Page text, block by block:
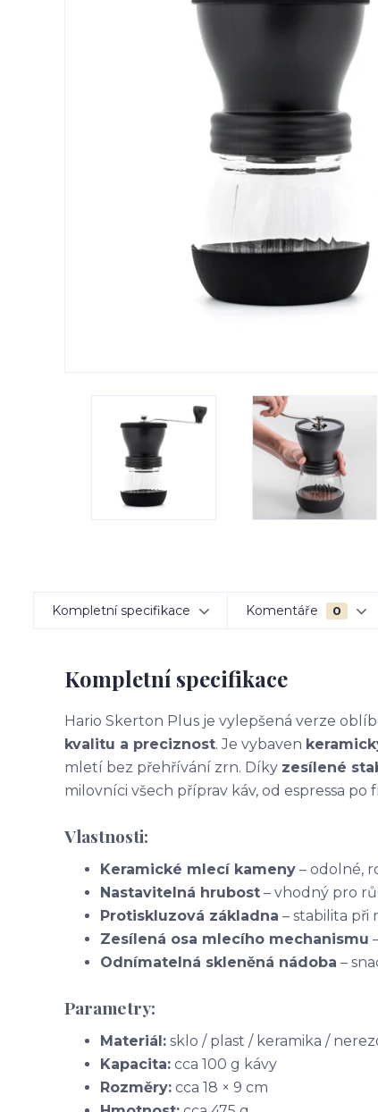
Kompletní specifikace Komentáře 0
Kompletní specifikace
Hario Skerton Plus je vylepšená verze
kvalitu a preciznost. Je vybaven
mletí bez přehřívání zrn. Díky zesílené
milovníci všech příprav káv, od espressa po
Vlastnosti:
Keramické mlecí kameny – odolné,
Nastavitelná hrubost – vhodný pro
Protiskluzová základna – stabilita při
Zesílená osa mlecího mechanismu
Odnímatelná skleněná nádoba –
Parametry:
Materiál: sklo / plast / keramika /
Kapacita: cca 100 g kávy
Rozměry: cca 18 × 9 cm